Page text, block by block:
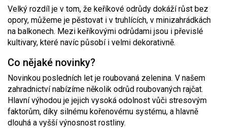
Velký rozdíl je v tom, že keříkové odrůdy dokáží růst bez
opory, můžeme je pěstovat i v truhlících, v minizahrádkách
na balkonech. Mezi keříkovými odrůdami jsou i převislé
kultivary, které navíc působí i velmi dekorativně.
Co nějaké novinky?
Novinkou posledních let je roubovaná zelenina. V našem
zahradnictví nabízíme několik odrůd roubovaných rajčat.
Hlavní výhodou je jejich vysoká odolnost vůči stresovým
faktorům, díky silnému kořenovému systému, a hlavně
dlouhá a vyšší výnosnost rostliny.